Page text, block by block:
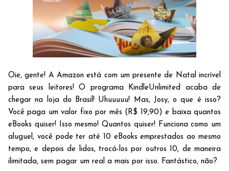
Oie, gente! A Amazon está com um presente de Natal incrível
para seus leitores! O programa KindleUnlimited acaba de
chegar na loja do Brasil! Uhuuuuu! Mas, Josy, o que é isso?
Você paga um valor fixo por mês (R$ 19,90) e baixa quantos
eBooks quiser! Isso mesmo! Quantos quiser! Funciona como um
aluguel, você pode ter até 10 eBooks emprestados ao mesmo
tempo, e depois de lidos, trocá-los por outros 10, de maneira
ilimitada, sem pagar um real a mais por isso. Fantástico, não?